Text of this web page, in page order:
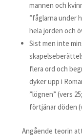
mannen och
”fåglarna under
hela jorden och
Sist men inte
flera ord och
dyker upp i
”lögnen” (vers
förtjänar döden
Angående teorin